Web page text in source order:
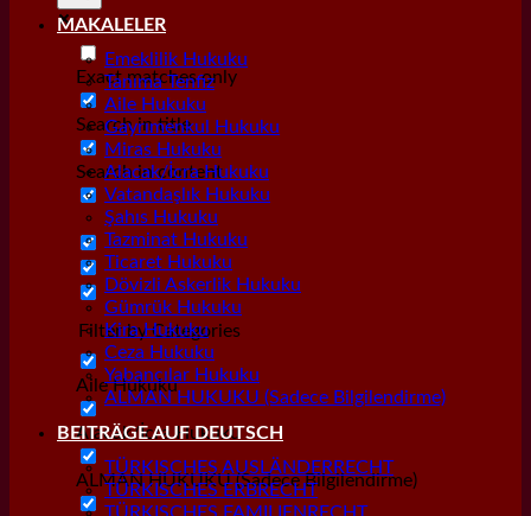
Exact matches only
Search in title
Search in content
Filter by Categories
Aile Hukuku
Alacak/İcra Hukuku
ALMAN HUKUKU (Sadece Bilgilendirme)
MAKALELER
Emeklilik Hukuku
Tanıma Tenfiz
Aile Hukuku
Gayrımenkul Hukuku
Miras Hukuku
Alacak/İcra Hukuku
Vatandaşlık Hukuku
Şahıs Hukuku
Tazminat Hukuku
Ticaret Hukuku
Dövizli Askerlik Hukuku
Gümrük Hukuku
Kira Hukuku
Ceza Hukuku
Yabancılar Hukuku
ALMAN HUKUKU (Sadece Bilgilendirme)
BEITRÄGE AUF DEUTSCH
TÜRKISCHES AUSLÄNDERRECHT
TÜRKISCHES ERBRECHT